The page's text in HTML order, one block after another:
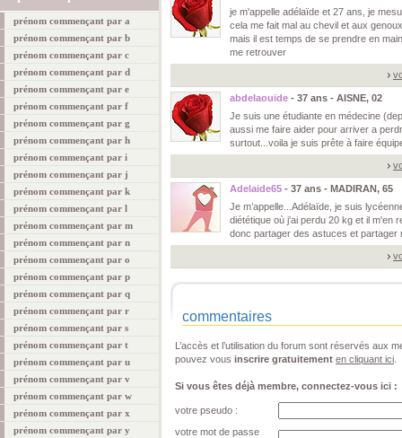
prénom commençant par a
prénom commençant par b
prénom commençant par c
prénom commençant par d
prénom commençant par e
prénom commençant par f
prénom commençant par g
prénom commençant par h
prénom commençant par i
prénom commençant par j
prénom commençant par k
prénom commençant par l
prénom commençant par m
prénom commençant par n
prénom commençant par o
prénom commençant par p
prénom commençant par q
prénom commençant par r
prénom commençant par s
prénom commençant par t
prénom commençant par u
prénom commençant par v
prénom commençant par w
prénom commençant par x
prénom commençant par y
je m'appelle adélaïde et 27 ans, je
cela me fait mal au chevil et aux
mais il est temps de se prendre en
me retrouver
abdelaouide - 37 ans - AISNE, 02
Je suis une étudiante en médecine
aussi me faire aider pour arriver a
surtout...voila je suis prête à faire
Adelaide65 - 37 ans - MADIRAN, 65
Je m’appelle...Adélaïde, je suis
diététique où j'ai perdu 20 kg et il m'en
donc partager des astuces et partager
commentaires
L’accès et l’utilisation du forum sont réservés aux
pouvez vous inscrire gratuitement en cliquant ici
Si vous êtes déjà membre, connectez-vous ici :
votre pseudo :
votre mot de passe